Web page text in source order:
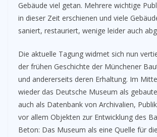
Gebäude viel getan. Mehrere wichtige
in dieser Zeit erschienen und viele
saniert, restauriert, wenige leider auch
Die aktuelle Tagung widmet sich nun
der frühen Geschichte der Münchener
und andererseits deren Erhaltung. Im
wieder das Deutsche Museum als
auch als Datenbank von Archivalien,
vor allem Objekten zur Entwicklung des
Beton: Das Museum als eine Quelle für die